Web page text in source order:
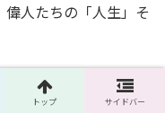
人たちの「人生」そ
力が湧いてくる。そ
トップ サイドバー